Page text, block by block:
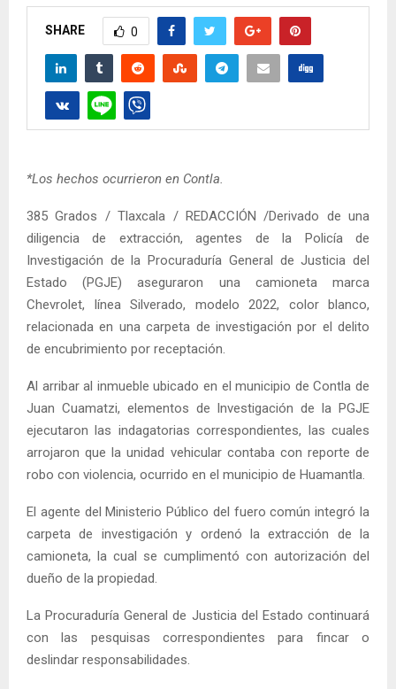
SHARE 0
*Los hechos ocurrieron en Contla.
385 Grados / Tlaxcala / REDACCIÓN /Derivado de una
diligencia de extracción, agentes de la Policía de
Investigación de la Procuraduría General de Justicia del
Estado (PGJE) aseguraron una camioneta marca
Chevrolet, línea Silverado, modelo 2022, color blanco,
relacionada en una carpeta de investigación por el delito
de encubrimiento por receptación.
Al arribar al inmueble ubicado en el municipio de Contla de
Juan Cuamatzi, elementos de Investigación de la PGJE
ejecutaron las indagatorias correspondientes, las cuales
arrojaron que la unidad vehicular contaba con reporte de
robo con violencia, ocurrido en el municipio de Huamantla.
El agente del Ministerio Público del fuero común integró la
carpeta de investigación y ordenó la extracción de la
camioneta, la cual se cumplimentó con autorización del
dueño de la propiedad.
La Procuraduría General de Justicia del Estado continuará
con las pesquisas correspondientes para fincar o
deslindar responsabilidades.